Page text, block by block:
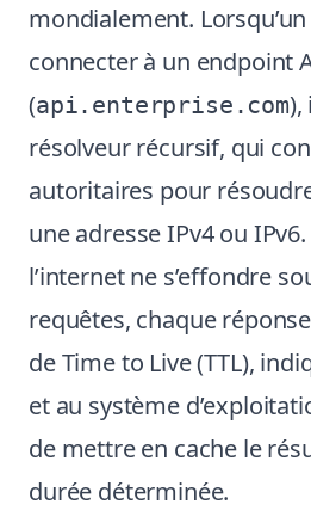
mondialement.
connecter à un endpoint
(api.enterprise.com),
résolveur récursif, qui
autoritaires pour
une adresse IPv4 ou
l’internet ne s’effondre
requêtes, chaque
de Time to Live (TTL),
et au système
de mettre en cache le
durée déterminée.